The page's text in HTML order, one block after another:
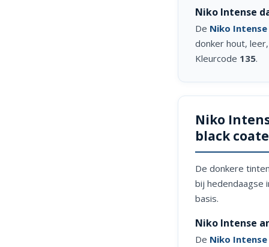
Niko Intense
De Niko
donker hout,
Kleurcode 135.
Niko
black
De donkere
bij hedendaagse
basis.
Niko Intense
De Niko